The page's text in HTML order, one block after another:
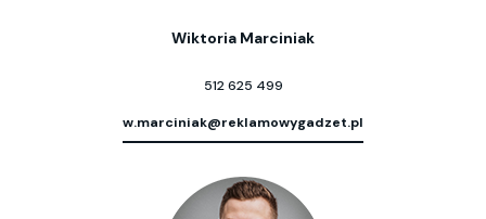
Wiktoria Marciniak
512 625 499
w.marciniak@reklamowygadzet.pl